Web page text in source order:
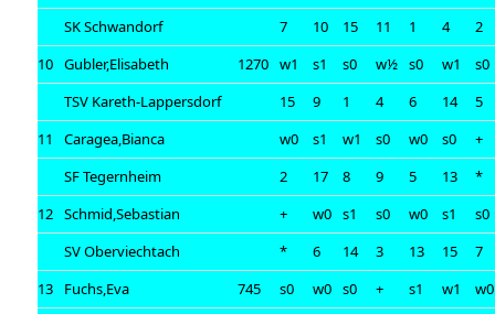
SK Schwandorf
7 10 15 11 1 4
2
10 Gubler,Elisabeth 1270 w1 s1 s0 w½ s0 w1
s0
TSV Kareth-Lappersdorf
15 9 1 4 6 14
5
11
Caragea,Bianca w0 s1 w1 s0 w0 s0
+
SF Tegernheim
2 17 8 9 5 13
*
12 Schmid,Sebastian + w0 s1 s0 w0 s1
s0
SV Oberviechtach
* 6 14 3 13 15
7
13
Fuchs,Eva 745 s0 w0 s0 + s1 w1
w0